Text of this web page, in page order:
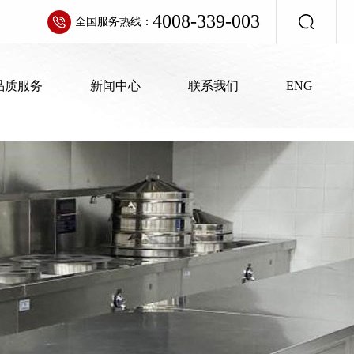
全国服务热线： 4008-339-003
质服务 新闻中心 联系我们 ENG
全国服务热线： 4008-339-003
质服务 新闻中心 联系我们 ENG